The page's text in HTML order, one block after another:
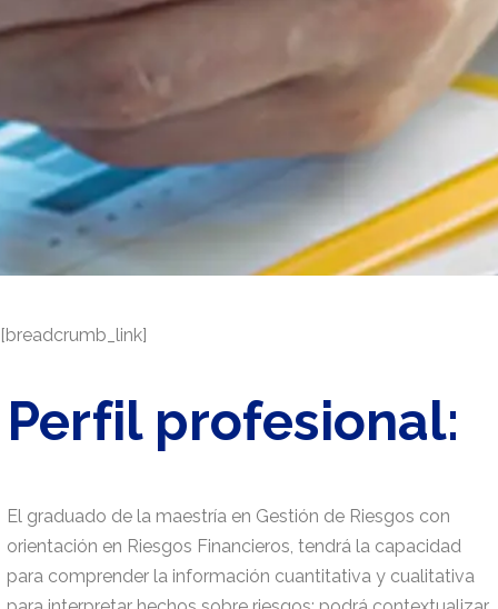
[breadcrumb_link]
Perfil profesional:
El graduado de la maestría en Gestión de Riesgos con
orientación en Riesgos Financieros, tendrá la capacidad
para comprender la información cuantitativa y cualitativa